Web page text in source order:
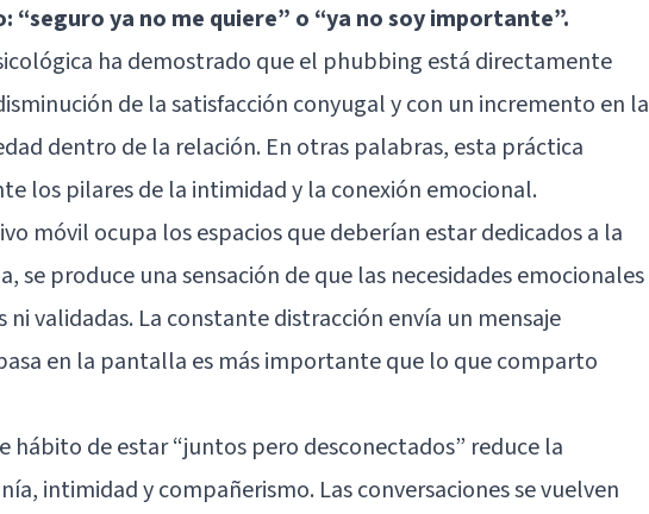
“seguro ya no me quiere” o “ya no soy importante”.
ha demostrado que el phubbing está directamente
de la satisfacción conyugal y con un incremento en la
dentro de la relación. En otras palabras, esta práctica
los pilares de la intimidad y la conexión emocional.
móvil ocupa los espacios que deberían estar dedicados a la
se produce una sensación de que las necesidades emocionales
ni validadas. La constante distracción envía un mensaje
en la pantalla es más importante que lo que comparto
hábito de estar “juntos pero desconectados” reduce la
intimidad y compañerismo. Las conversaciones se vuelven